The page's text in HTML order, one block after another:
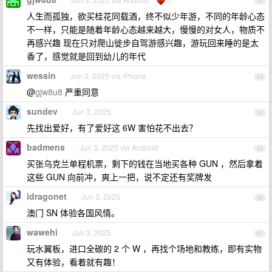
人生而孤独，欲买桂花同载酒，终不似少年游，不同的年龄心态
不一样，只能是随着年龄心态越来越大，慢慢的对女人，物质不
再感兴趣 现在只对爬山徙步自驾游感兴趣，游玩回来睡的是太
香了，感觉就是回到幼儿的年代
63
wessin Jun 3, 2025 via iPhone
@gjw8u8 严重同意
64
sundev Jun 3, 2025
先找出爱好，有了爱好这 6W 害怕花不出去？
65
badmens Jun 3, 2025 via Android
买张乌克兰单程机票，剩下的钱在当地买各种 GUN ，然后拿着
这些 GUN 向前冲，爽上一把，说不定还有奖牌发
66
idragonet Jun 3, 2025
澳门 SN 体验各国风情。
67
wawehi Jun 3, 2025
玩水翼板，进口全碳的 2 个 W ，再找个场地和教练，即有实物
又有体验，看着就有趣！